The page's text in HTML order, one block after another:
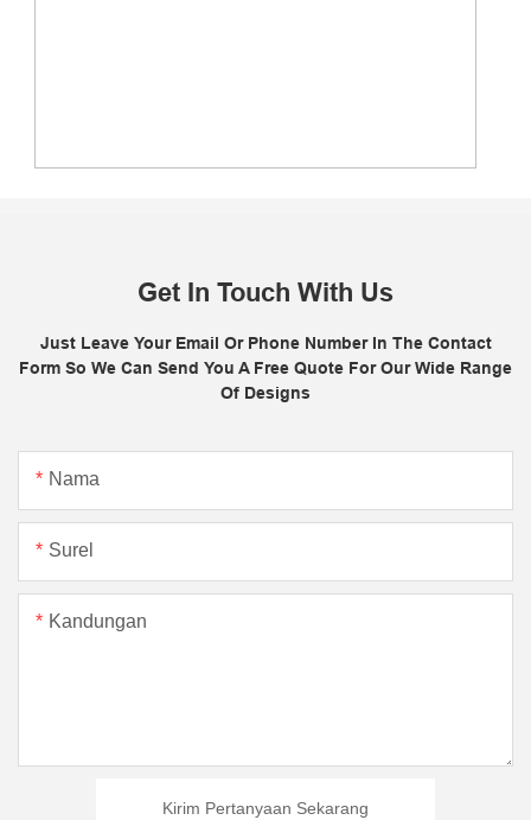
Get In Touch With Us
Just Leave Your Email Or Phone Number In The Contact
Form So We Can Send You A Free Quote For Our Wide Range
Of Designs
Nama
Surel
Kandungan
Kirim Pertanyaan Sekarang